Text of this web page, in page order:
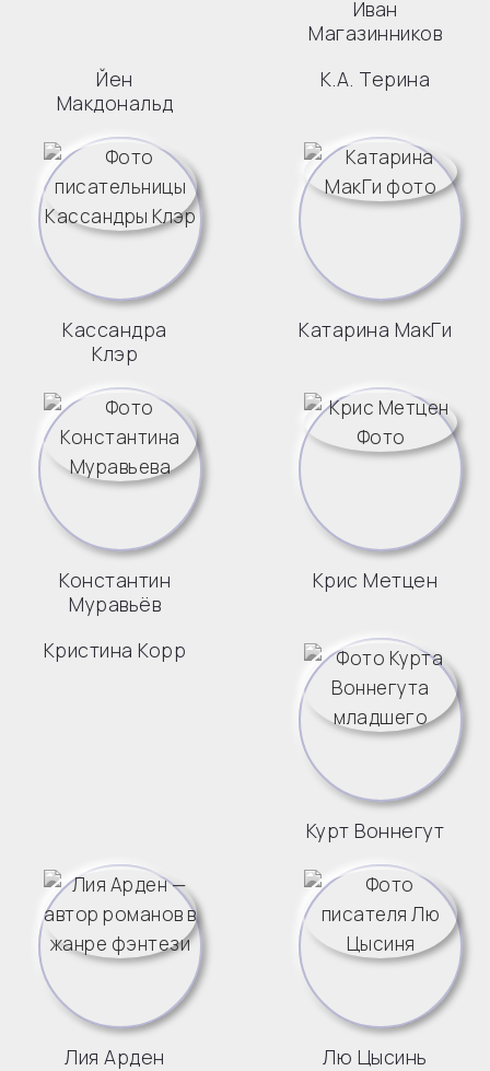
Иван
Магазинников
Йен
Макдональд
К.А. Терина
Кассандра
Клэр
Катарина МакГи
Константин
Муравьёв
Крис Метцен
Кристина Корр
Курт Воннегут
Лия Арден Лю Цысинь